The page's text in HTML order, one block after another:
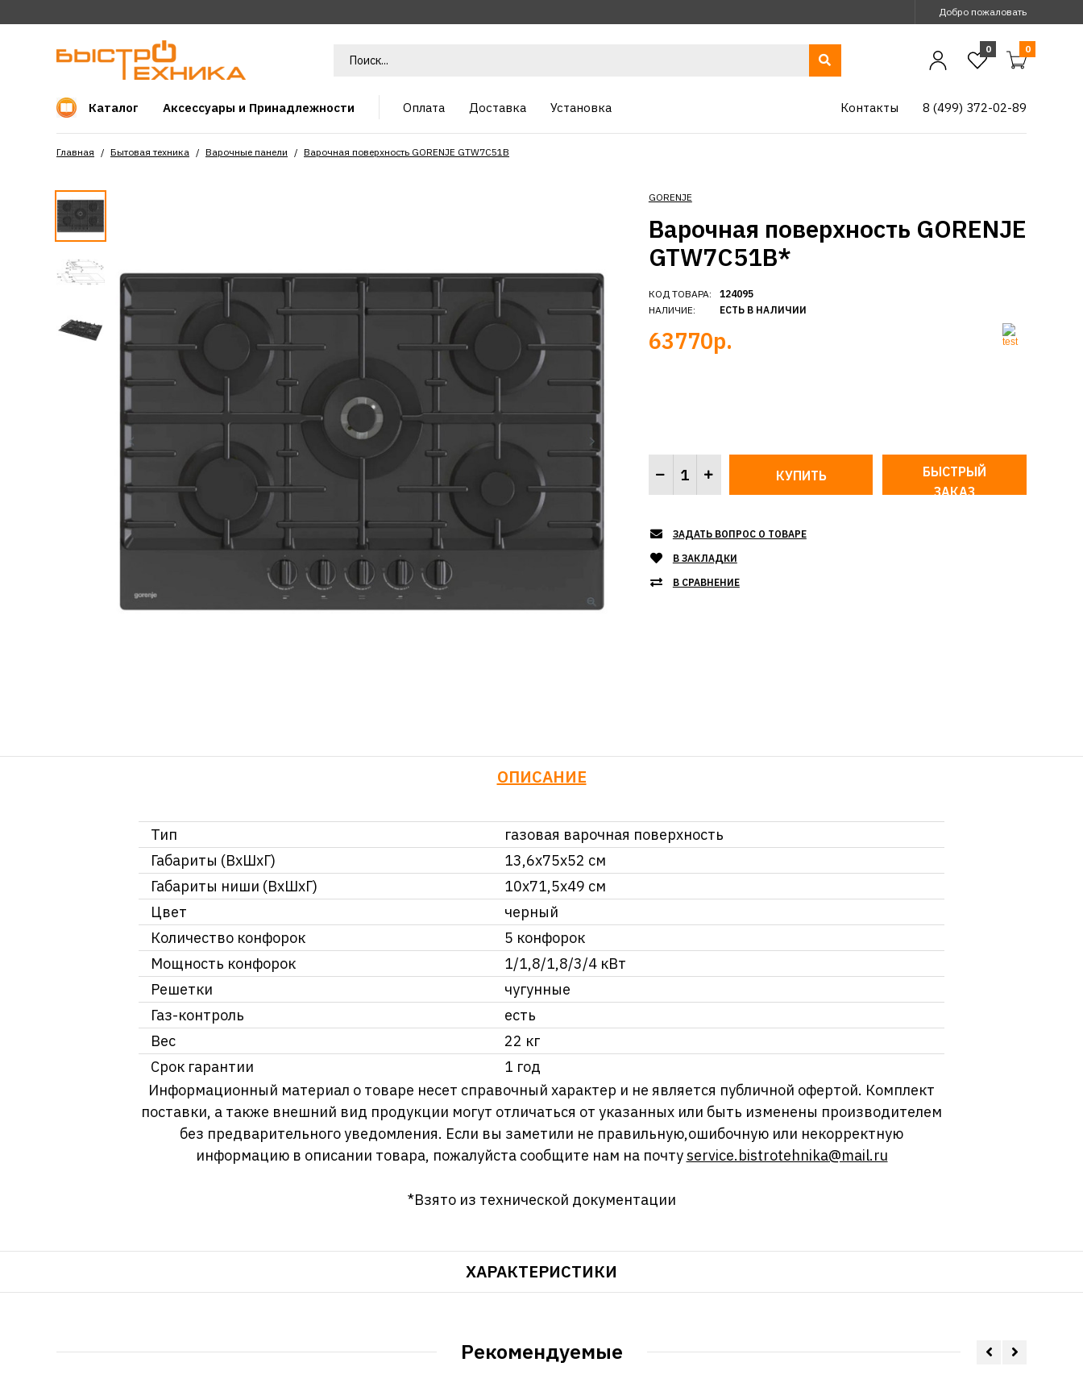
Добро пожаловать
0 0
Каталог Аксессуары и Принадлежности Оплата Доставка 8 (499) 372-02-89
Контакты
Установка
Главная Бытовая техника Варочные панели Варочная поверхность GORENJE GTW7C51B
GORENJE
Варочная поверхность GORENJE
GTW7C51B*
КОД ТОВАРА:
НАЛИЧИЕ:
124095
ЕСТЬ В НАЛИЧИИ
63770р.
БЫСТРЫЙ
ЗАКАЗ
ЗАДАТЬ ВОПРОС О ТОВАРЕ
В ЗАКЛАДКИ
В СРАВНЕНИЕ
ОПИСАНИЕ
Тип
газовая варочная поверхность
Габариты (ВхШхГ)
13,6х75х52 см
Габариты ниши (ВхШхГ)
10х71,5х49 см
Цвет
черный
Количество конфорок
5 конфорок
Мощность конфорок
1/1,8/1,8/3/4 кВт
Решетки
чугунные
Газ-контроль
есть
Вес
22 кг
Срок гарантии
1 год
Информационный материал о товаре несет справочный характер и не является публичной офертой. Комплект
поставки, а также внешний вид продукции могут отличаться от указанных или быть изменены производителем
без предварительного уведомления. Если вы заметили не правильную,ошибочную или некорректную
информацию в описании товара, пожалуйста сообщите нам на почтуservice.bistrotehnika@mail.ru
*Взято из технической документации
ХАРАКТЕРИСТИКИ
Рекомендуемые